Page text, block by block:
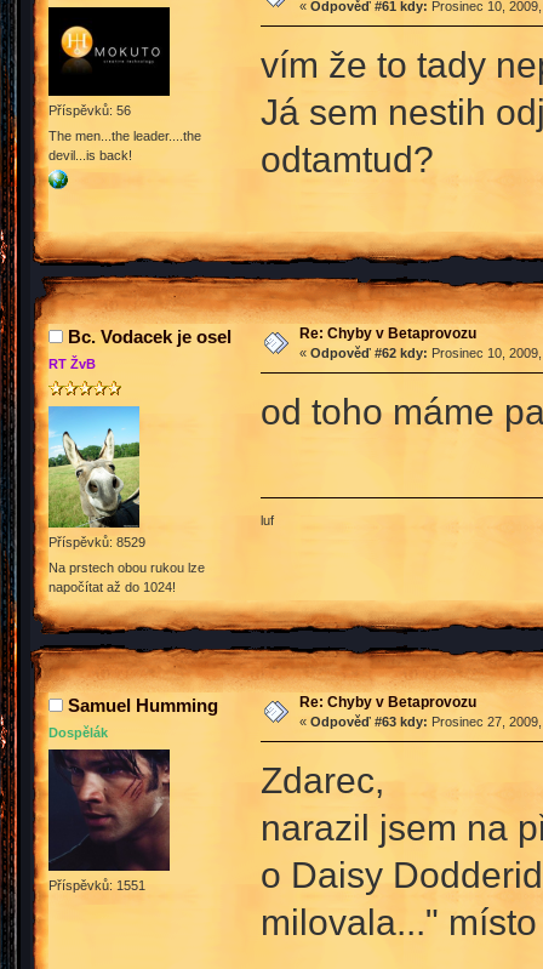
Příspěvků: 56
The men...the leader....the
devil...is back!
« Odpověď #61 kdy: Prosinec 10,
vím že to tady
Já sem nestih
odtamtud?
Bc. Vodacek je osel
RT ŽvB
Příspěvků: 8529
Na prstech obou rukou lze
napočítat až do 1024!
Re: Chyby v Betaprovozu
« Odpověď #62 kdy: Prosinec 10,
od toho máme
luf
Samuel Humming
Dospělák
Příspěvků: 1551
Re: Chyby v Betaprovozu
« Odpověď #63 kdy: Prosinec 27,
Zdarec,
narazil jsem na
o Daisy
milovala..."